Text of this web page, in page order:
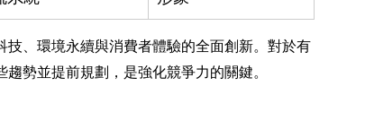
、環境永續與消費者體驗的全面創新。對於有
勢並提前規劃，是強化競爭力的關鍵。